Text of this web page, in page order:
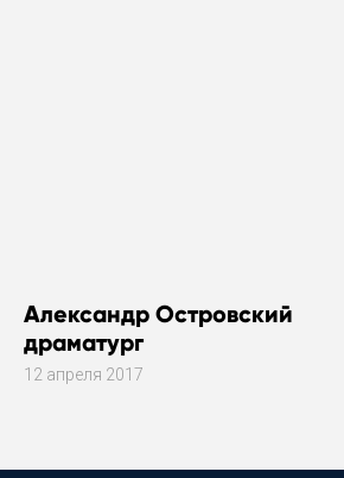
Александр Островский
драматург
12 апреля 2017